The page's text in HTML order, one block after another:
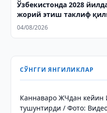
Ўзбекистонда 2028
жорий этиш таклиф
04/08/2026
СЎНГГИ ЯНГИЛИКЛАР
Каннаваро ЖЧдан кейин
тушунтирди / Фото: